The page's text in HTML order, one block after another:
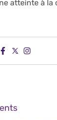
atteinte à la